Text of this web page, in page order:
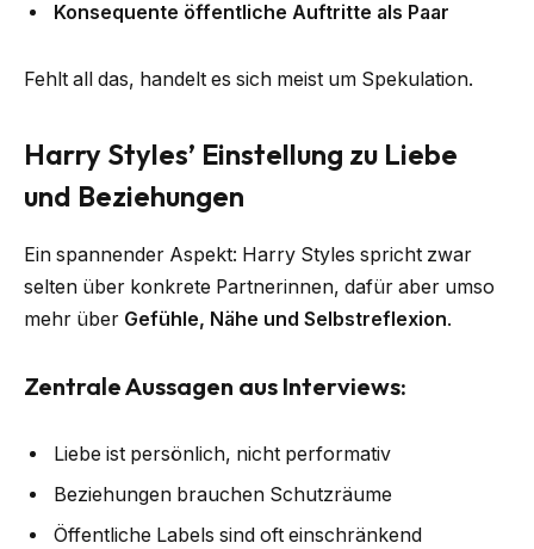
Konsequente öffentliche Auftritte als Paar
Fehlt all das, handelt es sich meist um Spekulation.
Harry Styles’ Einstellung zu Liebe
und Beziehungen
Ein spannender Aspekt: Harry Styles spricht zwar
selten über konkrete Partnerinnen, dafür aber umso
mehr über Gefühle, Nähe und Selbstreflexion.
Zentrale Aussagen aus Interviews:
Liebe ist persönlich, nicht performativ
Beziehungen brauchen Schutzräume
Öffentliche Labels sind oft einschränkend